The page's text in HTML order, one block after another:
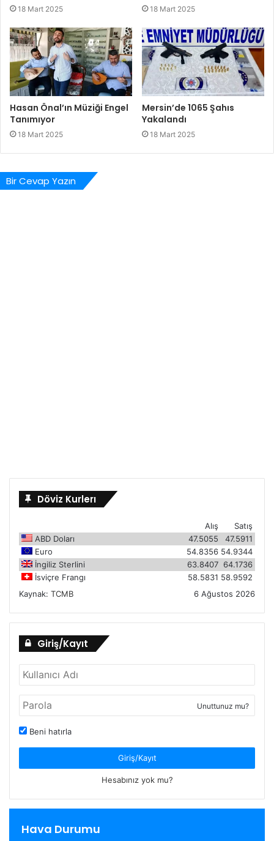
18 Mart 2025 18 Mart 2025
Hasan Önal’ın Müziği Engel
Tanımıyor
18 Mart 2025
Mersin’de 1065 Şahıs
Yakalandı
18 Mart 2025
Bir Cevap Yazın
Döviz Kurlerı
Satış
Alış
ABD Doları
47.5911
47.5055
Euro
54.9344
54.8356
İngiliz Sterlini
64.1736
63.8407
İsviçre Frangı
58.9592
58.5831
Kaynak: TCMB 6 Ağustos 2026
Giriş/Kayıt
Unuttunuz mu?
Beni hatırla
Giriş/Kayıt
Hesabınız yok mu?
Hava Durumu